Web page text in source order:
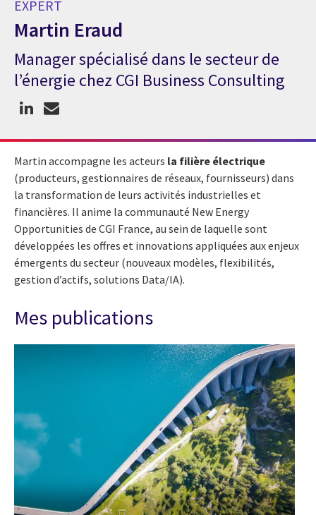
EXPERT
Martin Eraud
Expert Martin Eraud
Manager spécialisé dans le secteur de
l’énergie chez CGI Business Consulting
Martin accompagne les acteurs la filière électrique
(producteurs, gestionnaires de réseaux, fournisseurs) dans
la transformation de leurs activités industrielles et
financières. Il anime la communauté New Energy
Opportunities de CGI France, au sein de laquelle sont
développées les offres et innovations appliquées aux enjeux
émergents du secteur (nouveaux modèles, flexibilités,
gestion d’actifs, solutions Data/IA).
Mes publications